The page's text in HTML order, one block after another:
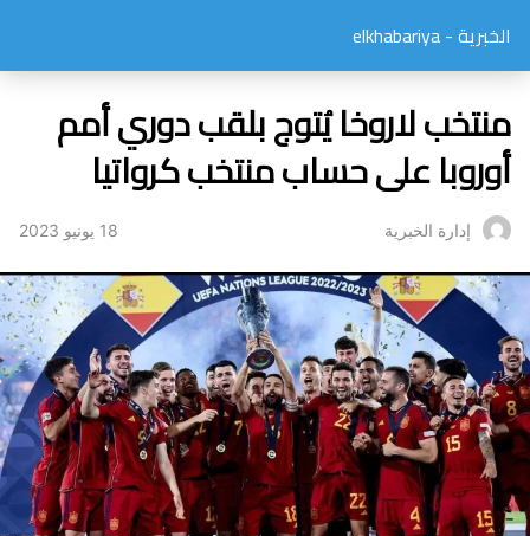
الخبرية - elkhabariya
منتخب لاروخا يُتوج بلقب دوري أمم
أوروبا على حساب منتخب كرواتيا
إدارة الخبرية 18 يونيو 2023